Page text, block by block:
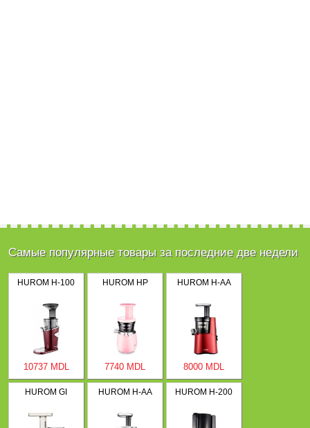
Самые популярные товары за последние две недели
HUROM H-100
10737 MDL
HUROM HP
7740 MDL
HUROM H-AA
8000 MDL
HUROM GI HUROM H-AA HUROM H-200